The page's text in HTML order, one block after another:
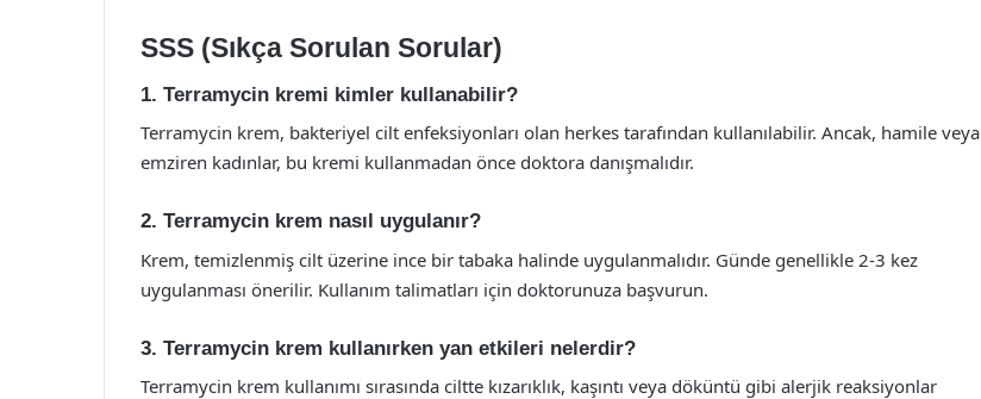
SSS (Sıkça Sorulan Sorular)
1. Terramycin kremi kimler kullanabilir?
Terramycin krem, bakteriyel cilt enfeksiyonları olan herkes tarafından kullanılabilir. Ancak, hamile veya
emziren kadınlar, bu kremi kullanmadan önce doktora danışmalıdır.
2. Terramycin krem nasıl uygulanır?
Krem, temizlenmiş cilt üzerine ince bir tabaka halinde uygulanmalıdır. Günde genellikle 2-3 kez
uygulanması önerilir. Kullanım talimatları için doktorunuza başvurun.
3. Terramycin krem kullanırken yan etkileri nelerdir?
Terramycin krem kullanımı sırasında ciltte kızarıklık, kaşıntı veya döküntü gibi alerjik reaksiyonlar